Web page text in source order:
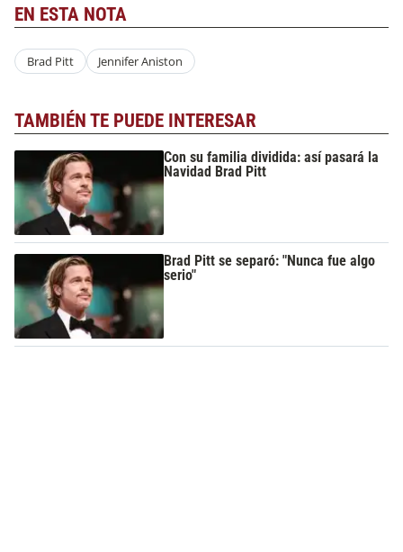
EN ESTA NOTA
Brad Pitt Jennifer Aniston
TAMBIÉN TE PUEDE INTERESAR
Con su familia dividida: así pasará la
Navidad Brad Pitt
Brad Pitt se separó: "Nunca fue algo
serio"